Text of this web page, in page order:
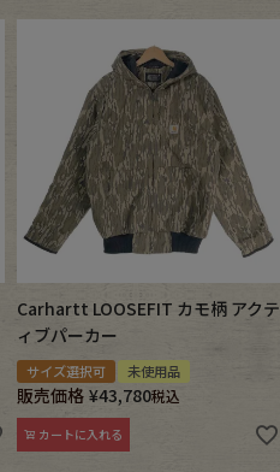
Carhartt LOOSEFIT カモ柄 アクテ
ィブパーカー
サイズ選択可 未使用品
販売価格 ¥43,780税込
カートに入れる